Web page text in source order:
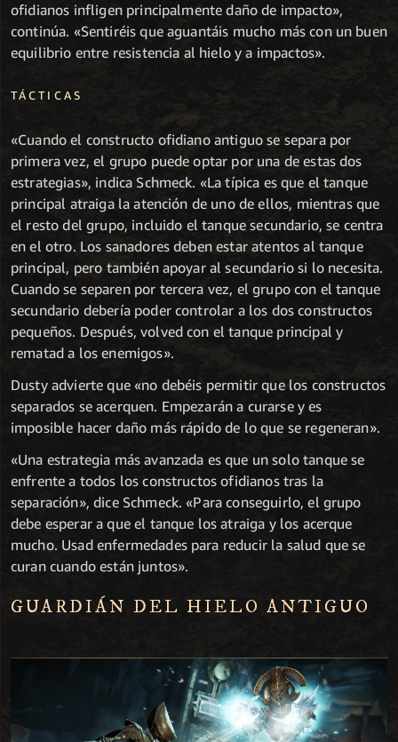
ofidianos infligen principalmente daño de impacto»,
continúa. «Sentiréis que aguantáis mucho más con un buen
equilibrio entre resistencia al hielo y a impactos».
TÁCTICAS
«Cuando el constructo ofidiano antiguo se separa por
primera vez, el grupo puede optar por una de estas dos
estrategias», indica Schmeck. «La típica es que el tanque
principal atraiga la atención de uno de ellos, mientras que
el resto del grupo, incluido el tanque secundario, se centra
en el otro. Los sanadores deben estar atentos al tanque
principal, pero también apoyar al secundario si lo necesita.
Cuando se separen por tercera vez, el grupo con el tanque
secundario debería poder controlar a los dos constructos
pequeños. Después, volved con el tanque principal y
rematad a los enemigos».
Dusty advierte que «no debéis permitir que los constructos
separados se acerquen. Empezarán a curarse y es
imposible hacer daño más rápido de lo que se regeneran».
«Una estrategia más avanzada es que un solo tanque se
enfrente a todos los constructos ofidianos tras la
separación», dice Schmeck. «Para conseguirlo, el grupo
debe esperar a que el tanque los atraiga y los acerque
mucho. Usad enfermedades para reducir la salud que se
curan cuando están juntos».
GUARDIÁN DEL HIELO ANTIGUO